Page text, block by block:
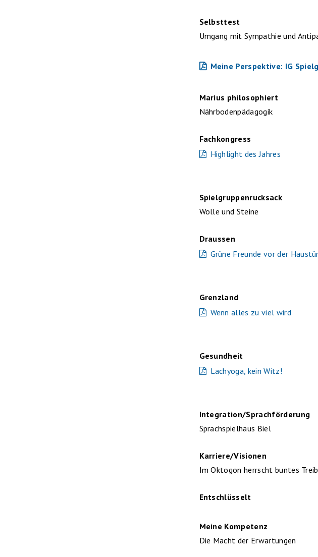
Selbsttest
Umgang mit Sympathie und
Meine Perspektive: IG
Marius philosophiert
Nährbodenpädagogik
Fachkongress
Highlight des Jahres
Spielgruppenrucksack
Wolle und Steine
Draussen
Grüne Freunde vor der Haustür
Grenzland
Wenn alles zu viel wird
Gesundheit
Lachyoga, kein Witz!
Integration/Sprachförderung
Sprachspielhaus Biel
Karriere/Visionen
Im Oktogon herrscht buntes
Entschlüsselt
Meine Kompetenz
Die Macht der Erwartungen